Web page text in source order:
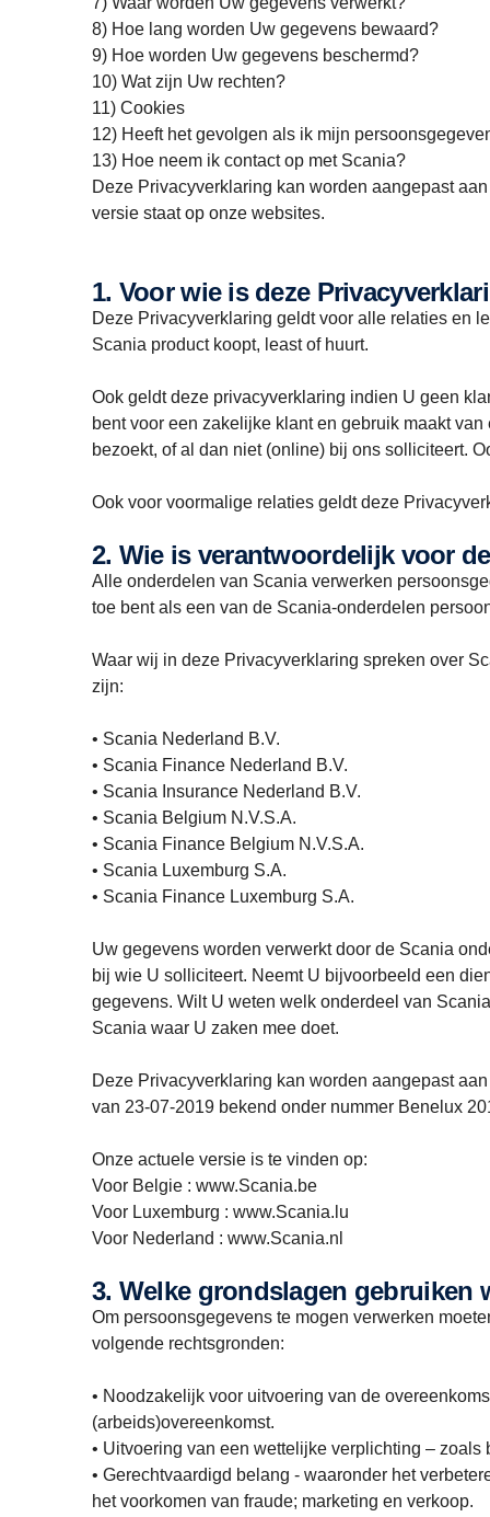
8) Hoe lang worden Uw gegevens bewaard?
9) Hoe worden Uw gegevens beschermd?
10) Wat zijn Uw rechten?
11) Cookies
12) Heeft het gevolgen als ik mijn
13) Hoe neem ik contact op met Scania?
Deze Privacyverklaring kan worden aangepast
versie staat op onze websites.
1. Voor wie is deze
Deze Privacyverklaring geldt voor alle relaties en
Scania product koopt, least of huurt.
Ook geldt deze privacyverklaring indien U geen
bent voor een zakelijke klant en gebruik maakt
bezoekt, of al dan niet (online) bij ons solliciteert.
Ook voor voormalige relaties geldt deze
2. Wie is verantwoordelijk voor
Alle onderdelen van Scania verwerken
toe bent als een van de Scania-onderdelen
Waar wij in deze Privacyverklaring spreken over
zijn:
• Scania Nederland B.V.
• Scania Finance Nederland B.V.
• Scania Insurance Nederland B.V.
• Scania Belgium N.V.S.A.
• Scania Finance Belgium N.V.S.A.
• Scania Luxemburg S.A.
• Scania Finance Luxemburg S.A.
Uw gegevens worden verwerkt door de Scania
bij wie U solliciteert. Neemt U bijvoorbeeld een
gegevens. Wilt U weten welk onderdeel van
Scania waar U zaken mee doet.
Deze Privacyverklaring kan worden aangepast
van 23-07-2019 bekend onder nummer Benelux
Onze actuele versie is te vinden op:
Voor Belgie : www.Scania.be
Voor Luxemburg : www.Scania.lu
Voor Nederland : www.Scania.nl
3. Welke grondslagen
Om persoonsgegevens te mogen verwerken
volgende rechtsgronden:
• Noodzakelijk voor uitvoering van de
(arbeids)overeenkomst.
• Uitvoering van een wettelijke verplichting –
• Gerechtvaardigd belang - waaronder het
het voorkomen van fraude; marketing en verkoop.